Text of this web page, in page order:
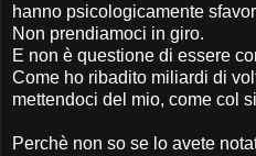
hanno psicologicamente
Non prendiamoci in giro.
E non è questione di essere
Come ho ribadito miliardi di
mettendoci del mio, come col
Perchè non so se lo avete